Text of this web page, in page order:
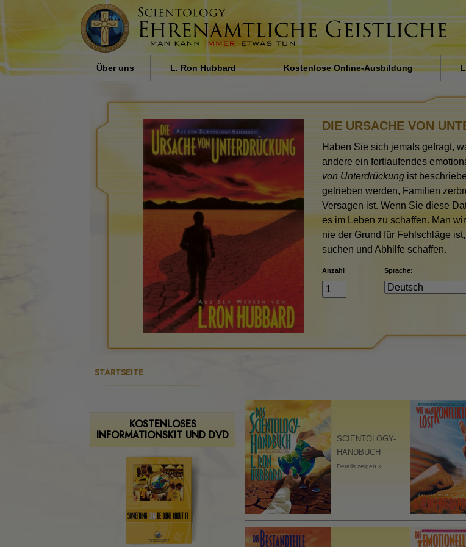
Über uns
Geistliche der Scientology?
Warum wir helfen
L. Ron Hubbard
Gesellschaft von L. Ron
Kostenlose Online-Ausbildung
DIE URSACHE VON
Haben Sie sich jemals gefragt,
andere ein fortlaufendes
von Unterdrückungist
getrieben werden, Familien
Versagen ist. Wenn Sie diese
es im Leben zu schaffen. Man
nie der Grund für Fehlschläge
suchen und Abhilfe schaffen.
Anzahl Sprache:
STARTSEITE
SCIENTOLOGY-
HANDBUCH
Details zeigen »
KOSTENLOSES
INFORMATIONSKIT UND DVD